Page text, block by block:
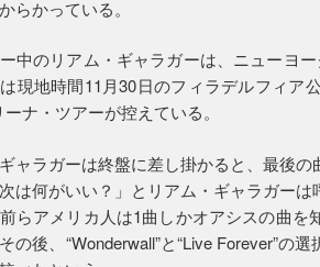
らかっている。
中のリアム・ギャラガーは、ニューヨ
現地時間11月30日のフィラデルフィア
ナ・ツアーが控えている。
ャラガーは終盤に差し掛かると、最後
は何がいい？」とリアム・ギャラガー
らアメリカ人は1曲しかオアシスの曲を
の後、“Wonderwall”と“Live Forever”の